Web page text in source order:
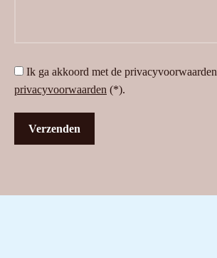
Ik ga akkoord met de privacyvoorwaarden
privacyvoorwaarden (*).